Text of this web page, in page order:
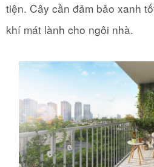
tiện. Cây cần đảm bảo xanh
khí mát lành cho ngôi nhà.